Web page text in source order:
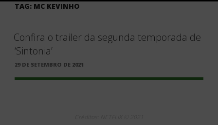
TAG: MC KEVINHO
Confira o trailer da segunda temporada de
‘Sintonia’
PUBLICADO
29 DE SETEMBRO DE 2021